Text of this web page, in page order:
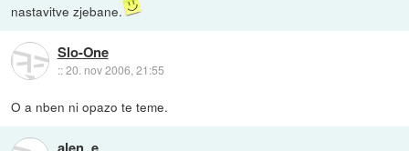
nastavitve zjebane.
Slo-One
::20. nov 2006, 21:55
O a nben ni opazo te teme.